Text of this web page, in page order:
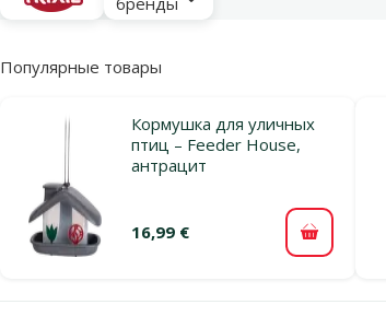
Популярные товары
Кормушка для уличных
птиц – Feeder House,
антрацит
16,99 € В корзину